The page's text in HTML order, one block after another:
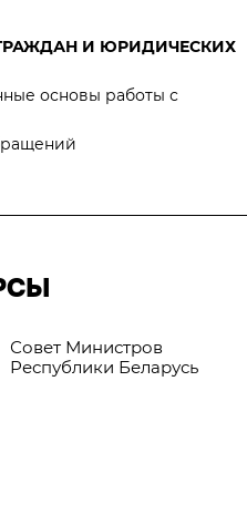
И ЮРИДИЧЕСКИХ
основы работы с
Совет Министров
Республики Беларусь